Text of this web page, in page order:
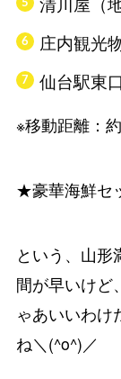
庄内観光
仙台駅東
※移動距離：
★豪華海鮮セ
という、山形
間が早いけど
ゃあいいわけ
ね＼(^o^)／